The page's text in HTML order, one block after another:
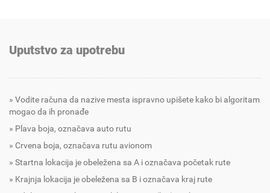
Uputstvo za upotrebu
Vodite računa da nazive mesta ispravno upišete kako bi algoritam
mogao da ih pronađe
Plava boja, označava auto rutu
Crvena boja, označava rutu avionom
Startna lokacija je obeležena sa A i označava početak rute
Krajnja lokacija je obeležena sa B i označava kraj rute